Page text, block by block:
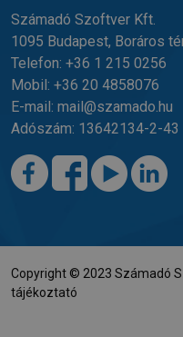
Számadó Szoftver Kft.
1095 Budapest, Boráros
Telefon: +36 1 215 0256
Mobil: +36 20 4858076
E-mail: mail@szamado.hu
Adószám: 13642134-2-43
Copyright © 2023 Számadó
tájékoztató